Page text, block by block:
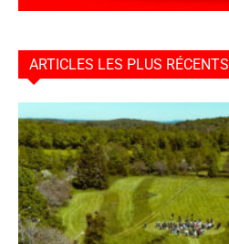
ARTICLES LES PLUS RÉCENTS